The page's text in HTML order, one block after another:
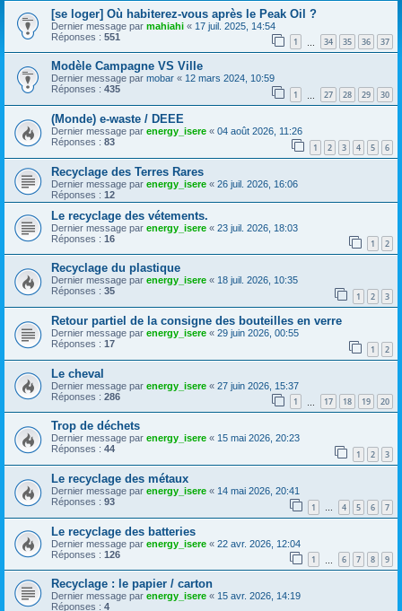
[se loger] Où habiterez-vous après le Peak Oil ?
Dernier message par mahiahi « 17 juil. 2025, 14:54
Réponses : 551 1 34 35 36 37
Modèle Campagne VS Ville
Dernier message par mobar « 12 mars 2024, 10:59
Réponses : 435 1 27 28 29 30
(Monde) e-waste / DEEE
Dernier message par energy_isere « 04 août 2026, 11:26
Réponses : 83 1 2 3 4 5 6
Recyclage des Terres Rares
Dernier message par energy_isere « 26 juil. 2026, 16:06
Réponses : 12
Le recyclage des vétements.
Dernier message par energy_isere « 23 juil. 2026, 18:03
Réponses : 16 1 2
Recyclage du plastique
Dernier message par energy_isere « 18 juil. 2026, 10:35
Réponses : 35 1 2 3
Retour partiel de la consigne des bouteilles en verre
Dernier message par energy_isere « 29 juin 2026, 00:55
Réponses : 17 1 2
Le cheval
Dernier message par energy_isere « 27 juin 2026, 15:37
Réponses : 286 1 17 18 19 20
Trop de déchets
Dernier message par energy_isere « 15 mai 2026, 20:23
Réponses : 44 1 2 3
Le recyclage des métaux
Dernier message par energy_isere « 14 mai 2026, 20:41
Réponses : 93 1 … 4 5 6 7
Le recyclage des batteries
Dernier message par energy_isere « 22 avr. 2026, 12:04
Réponses : 126 1 6 7 8 9
Recyclage : le papier / carton
Dernier message par energy_isere « 15 avr. 2026, 14:19
Réponses : 4